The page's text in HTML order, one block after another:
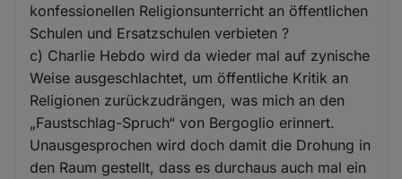
konfessionellen Religionsunterricht an öffentlichen
Schulen und Ersatzschulen verbieten ?
c) Charlie Hebdo wird da wieder mal auf zynische
Weise ausgeschlachtet, um öffentliche Kritik an
Religionen zurückzudrängen, was mich an den
„Faustschlag-Spruch“ von Bergoglio erinnert.
Unausgesprochen wird doch damit die Drohung in
den Raum gestellt, dass es durchaus auch mal ein